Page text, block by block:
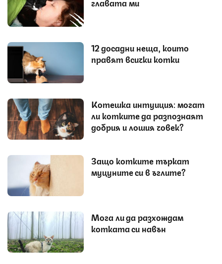
12 досадни неща, които
правят всички котки
Котешка интуиция: могат
ли котките да разпознаят
добрия и лошия човек?
Защо котките търкат
муцуните си в ъглите?
Мога ли да разхождам
котката си навън